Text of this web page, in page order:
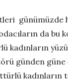
günümüzde
da bu
kadınların
günden güne
kadınların